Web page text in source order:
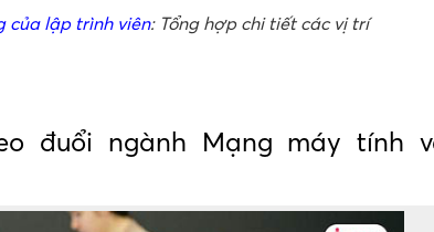
của lập trình viên: Tổng hợp chi tiết các vị trí
đuổi ngành Mạng máy tính